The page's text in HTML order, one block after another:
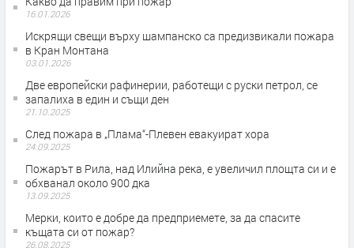
16.01.2026
Искрящи свещи върху шампанско са предизвикали пожара
в Кран Монтана
03.01.2026
Две европейски рафинерии, работещи с руски петрол, се
запалиха в един и същи ден
21.10.2025
След пожара в „Плама“-Плевен евакуират хора
24.09.2025
Пожарът в Рила, над Илийна река, е увеличил площта си и е
обхванал около 900 дка
13.09.2025
Мерки, които е добре да предприемете, за да спасите
къщата си от пожар?
26.08.2025